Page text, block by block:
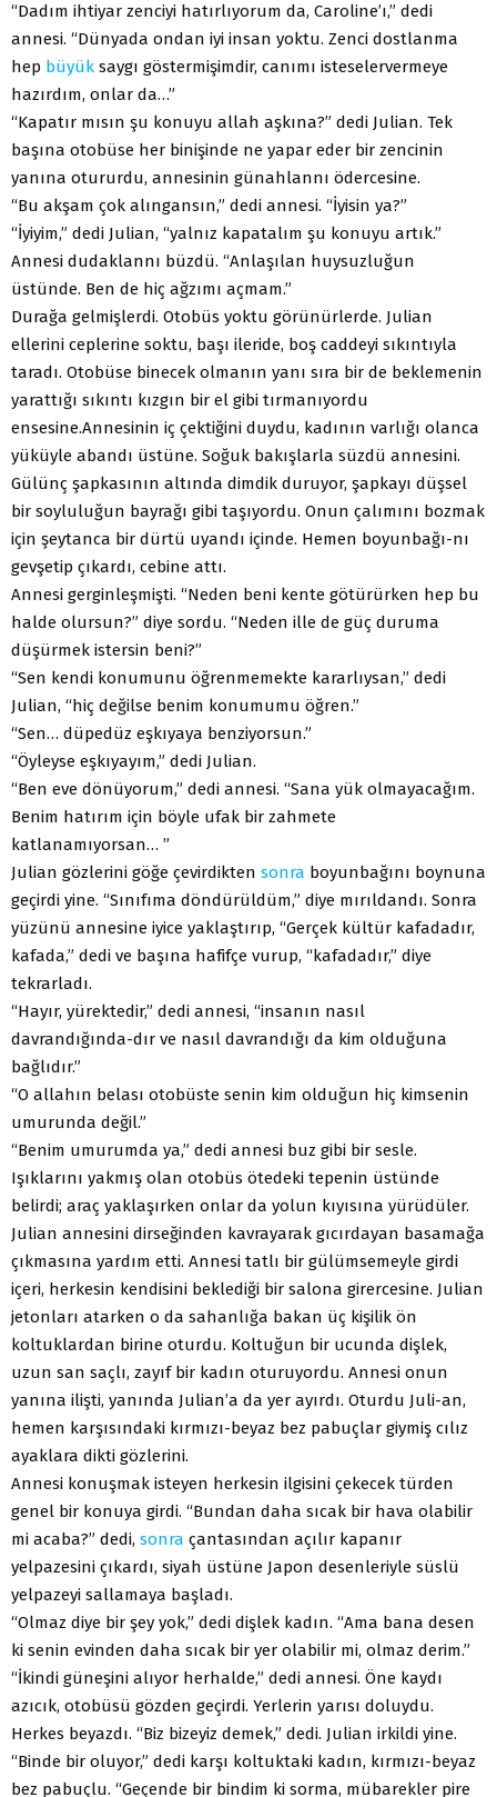
“Dadım ihtiyar zenciyi hatırlıyorum da, Caroline’ı,” dedi
annesi. “Dünyada ondan iyi insan yoktu. Zenci dostlanma
hep büyük saygı göstermişimdir, canımı isteselervermeye
hazırdım, onlar da…”
“Kapatır mısın şu konuyu allah aşkına?” dedi Julian. Tek
başına otobüse her binişinde ne yapar eder bir zencinin
yanına otururdu, annesinin günahlannı ödercesine.
“Bu akşam çok alıngansın,” dedi annesi. “İyisin ya?”
“İyiyim,” dedi Julian, “yalnız kapatalım şu konuyu artık.”
Annesi dudaklannı büzdü. “Anlaşılan huysuzluğun
üstünde. Ben de hiç ağzımı açmam.”
Durağa gelmişlerdi. Otobüs yoktu görünürlerde. Julian
ellerini ceplerine soktu, başı ileride, boş caddeyi sıkıntıyla
taradı. Otobüse binecek olmanın yanı sıra bir de beklemenin
yarattığı sıkıntı kızgın bir el gibi tırmanıyordu
ensesine.Annesinin iç çektiğini duydu, kadının varlığı olanca
yüküyle abandı üstüne. Soğuk bakışlarla süzdü annesini.
Gülünç şapkasının altında dimdik duruyor, şapkayı düşsel
bir soyluluğun bayrağı gibi taşıyordu. Onun çalımını bozmak
için şeytanca bir dürtü uyandı içinde. Hemen boyunbağı-nı
gevşetip çıkardı, cebine attı.
Annesi gerginleşmişti. “Neden beni kente götürürken hep bu
halde olursun?” diye sordu. “Neden ille de güç duruma
düşürmek istersin beni?”
“Sen kendi konumunu öğrenmemekte kararlıysan,” dedi
Julian, “hiç değilse benim konumumu öğren.”
“Sen… düpedüz eşkıyaya benziyorsun.”
“Öyleyse eşkıyayım,” dedi Julian.
“Ben eve dönüyorum,” dedi annesi. “Sana yük olmayacağım.
Benim hatırım için böyle ufak bir zahmete
katlanamıyorsan… ”
Julian gözlerini göğe çevirdikten sonra boyunbağını boynuna
geçirdi yine. “Sınıfıma döndürüldüm,” diye mırıldandı. Sonra
yüzünü annesine iyice yaklaştırıp, “Gerçek kültür kafadadır,
kafada,” dedi ve başına hafifçe vurup, “kafadadır,” diye
tekrarladı.
“Hayır, yürektedir,” dedi annesi, “insanın nasıl
davrandığında-dır ve nasıl davrandığı da kim olduğuna
bağlıdır.”
“O allahın belası otobüste senin kim olduğun hiç kimsenin
umurunda değil.”
“Benim umurumda ya,” dedi annesi buz gibi bir sesle.
Işıklarını yakmış olan otobüs ötedeki tepenin üstünde
belirdi; araç yaklaşırken onlar da yolun kıyısına yürüdüler.
Julian annesini dirseğinden kavrayarak gıcırdayan basamağa
çıkmasına yardım etti. Annesi tatlı bir gülümsemeyle girdi
içeri, herkesin kendisini beklediği bir salona girercesine. Julian
jetonları atarken o da sahanlığa bakan üç kişilik ön
koltuklardan birine oturdu. Koltuğun bir ucunda dişlek,
uzun san saçlı, zayıf bir kadın oturuyordu. Annesi onun
yanına ilişti, yanında Julian’a da yer ayırdı. Oturdu Juli-an,
hemen karşısındaki kırmızı-beyaz bez pabuçlar giymiş cılız
ayaklara dikti gözlerini.
Annesi konuşmak isteyen herkesin ilgisini çekecek türden
genel bir konuya girdi. “Bundan daha sıcak bir hava olabilir
mi acaba?” dedi, sonra çantasından açılır kapanır
yelpazesini çıkardı, siyah üstüne Japon desenleriyle süslü
yelpazeyi sallamaya başladı.
“Olmaz diye bir şey yok,” dedi dişlek kadın. “Ama bana desen
ki senin evinden daha sıcak bir yer olabilir mi, olmaz derim.”
“İkindi güneşini alıyor herhalde,” dedi annesi. Öne kaydı
azıcık, otobüsü gözden geçirdi. Yerlerin yarısı doluydu.
Herkes beyazdı. “Biz bizeyiz demek,” dedi. Julian irkildi yine.
“Binde bir oluyor,” dedi karşı koltuktaki kadın, kırmızı-beyaz
bez pabuçlu. “Geçende bir bindim ki sorma, mübarekler pire